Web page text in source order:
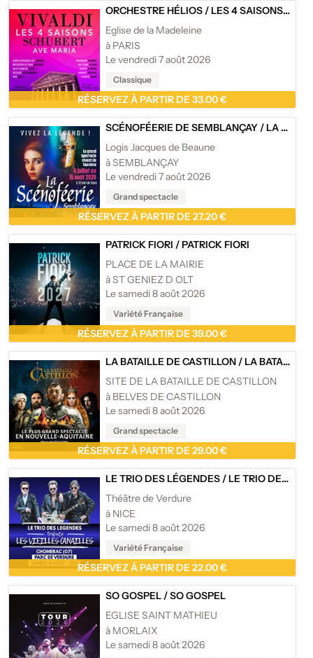
ORCHESTRE HÉLIOS /LES 4 SAISONS DE VIVALDI, AVE MARIA ET CÉLÈBRES ADAGIOS - EGLISE DE LA MADELEINE, PARIS
Eglise de la Madeleine
à PARIS
Le vendredi 7 août 2026
Classique
RÉSERVEZ À PARTIR DE 33.00 €
SCÉNOFÉERIE DE SEMBLANÇAY /LA SCÉNOFÉERIE DE SEMBLANÇAY
Logis Jacques de Beaune
à SEMBLANÇAY
Le vendredi 7 août 2026
Grand spectacle
RÉSERVEZ À PARTIR DE 27.20 €
PATRICK FIORI /PATRICK FIORI
PLACE DE LA MAIRIE
à ST GENIEZ D OLT
Le samedi 8 août 2026
Variété Française
RÉSERVEZ À PARTIR DE 39.00 €
LA BATAILLE DE CASTILLON /LA BATAILLE DE CASTILLON - BELVÈS DE CASTILLON
SITE DE LA BATAILLE DE CASTILLON
à BELVES DE CASTILLON
Le samedi 8 août 2026
Grand spectacle
RÉSERVEZ À PARTIR DE 29.00 €
LE TRIO DES LÉGENDES /LE TRIO DES LÉGENDES TRIBUTE - LES VIEILLES CANAILLES
Théâtre de Verdure
à NICE
Le samedi 8 août 2026
Variété Française
RÉSERVEZ À PARTIR DE 22.00 €
SO GOSPEL /SO GOSPEL
EGLISE SAINT MATHIEU
à MORLAIX
Le samedi 8 août 2026